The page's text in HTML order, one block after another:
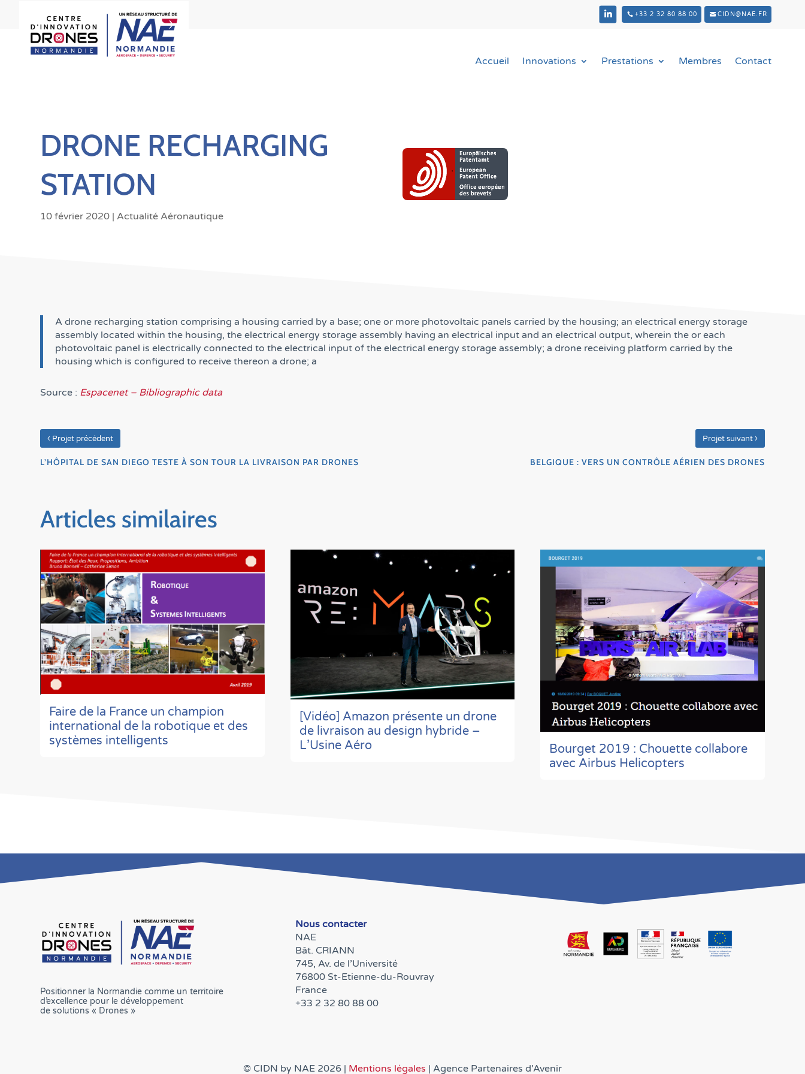
+33 2 32 80 88 00 CIDN@NAE.FR
Accueil Innovations Prestations Membres Contact
DRONE RECHARGING
STATION
10 février 2020 | Actualité Aéronautique
A drone recharging station comprising a housing carried by a base; one or more photovoltaic panels carried by the housing; an electrical energy storage
assembly located within the housing, the electrical energy storage assembly having an electrical input and an electrical output, wherein the or each
photovoltaic panel is electrically connected to the electrical input of the electrical energy storage assembly; a drone receiving platform carried by the
housing which is configured to receive thereon a drone; a
Source : Espacenet – Bibliographic data
‹ Projet précédent
L’HÔPITAL DE SAN DIEGO TESTE À SON TOUR LA LIVRAISON PAR DRONES
Projet suivant ›
BELGIQUE : VERS UN CONTRÔLE AÉRIEN DES DRONES
Articles similaires
Faire de la France un champion
international de la robotique et des
systèmes intelligents
[Vidéo] Amazon présente un drone
de livraison au design hybride –
L’Usine Aéro
Bourget 2019 : Chouette collabore
avec Airbus Helicopters
Positionner la Normandie comme un territoire
d’excellence pour le développement
de solutions « Drones »
Nous contacter
NAE
Bât. CRIANN
745, Av. de l’Université
76800 St-Etienne-du-Rouvray
France
+33 2 32 80 88 00
© CIDN by NAE 2026 | Mentions légales | Agence Partenaires d’Avenir